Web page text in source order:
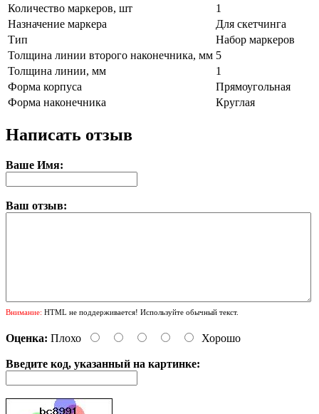
Количество маркеров, шт
1
Назначение маркера
Для скетчинга
Тип
Набор маркеров
Толщина линии второго наконечника, мм 5
Толщина линии, мм
1
Форма корпуса
Прямоугольная
Форма наконечника
Круглая
Написать отзыв
Ваше Имя:
Ваш отзыв:
Внимание: HTML не поддерживается! Используйте обычный текст.
Оценка: Плохо Хорошо
Введите код, указанный на картинке: